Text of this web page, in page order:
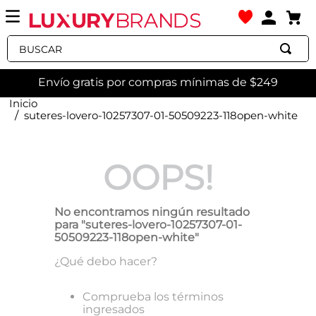
Buscar
Envío gratis por compras mínimas de $249
suteres-lovero-10257307-01-50509223-118open-white
OOPS!
No encontramos ningún resultado
para "suteres-lovero-10257307-01-
50509223-118open-white"
¿Qué debo hacer?
Comprueba los términos
ingresados